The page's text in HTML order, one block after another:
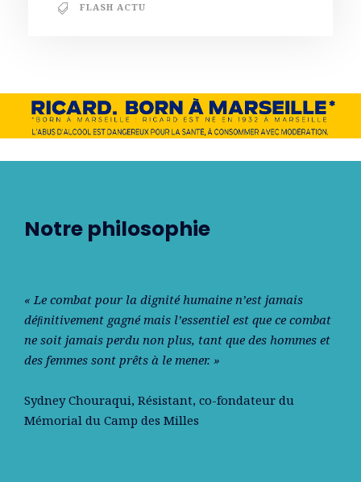
FLASH ACTU
Notre philosophie
« Le combat pour la dignité humaine n’est jamais
déﬁnitivement gagné mais l’essentiel est que ce combat
ne soit jamais perdu non plus, tant que des hommes et
des femmes sont prêts à le mener. »
Sydney Chouraqui, Résistant, co-fondateur du
Mémorial du Camp des Milles